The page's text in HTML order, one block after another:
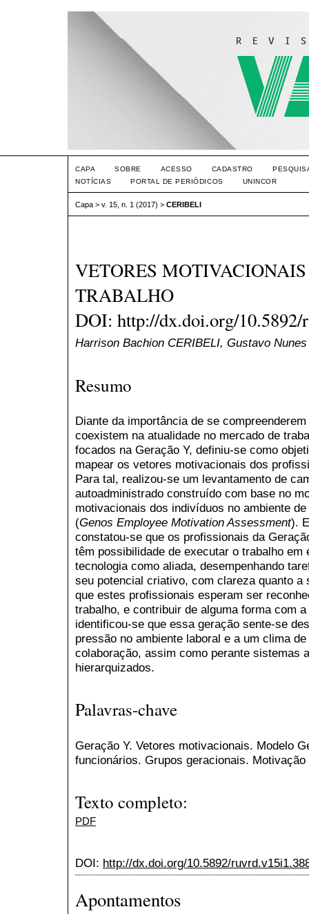
CAPA SOBRE ACESSO CADASTRO
NOTÍCIAS
PORTAL DE PERIÓDICOS UNINCOR
Capa > v. 15, n. 1 (2017) > CERIBELI
VETORES
TRABALHO
DOI: http://dx.doi.org/
Harrison Bachion CERIBELI, Gustavo
Resumo
Diante da importância de se
coexistem na atualidade no mercado de
focados na Geração Y, definiu-se como
mapear os vetores motivacionais dos
Para tal, realizou-se um levantamento de
autoadministrado construído com base no
motivacionais dos indivíduos no ambiente
(Genos Employee Motivation Assessment).
constatou-se que os profissionais da
têm possibilidade de executar o trabalho em
tecnologia como aliada, desempenhando
seu potencial criativo, com clareza quanto
que estes profissionais esperam ser
trabalho, e contribuir de alguma forma com
identificou-se que essa geração sente-se
pressão no ambiente laboral e a um clima
colaboração, assim como perante sistemas
hierarquizados.
Palavras-chave
Geração Y. Vetores motivacionais. Modelo
funcionários. Grupos geracionais. Motivação
Texto completo:
PDF
DOI: http://dx.doi.org/10.5892/
Apontamentos